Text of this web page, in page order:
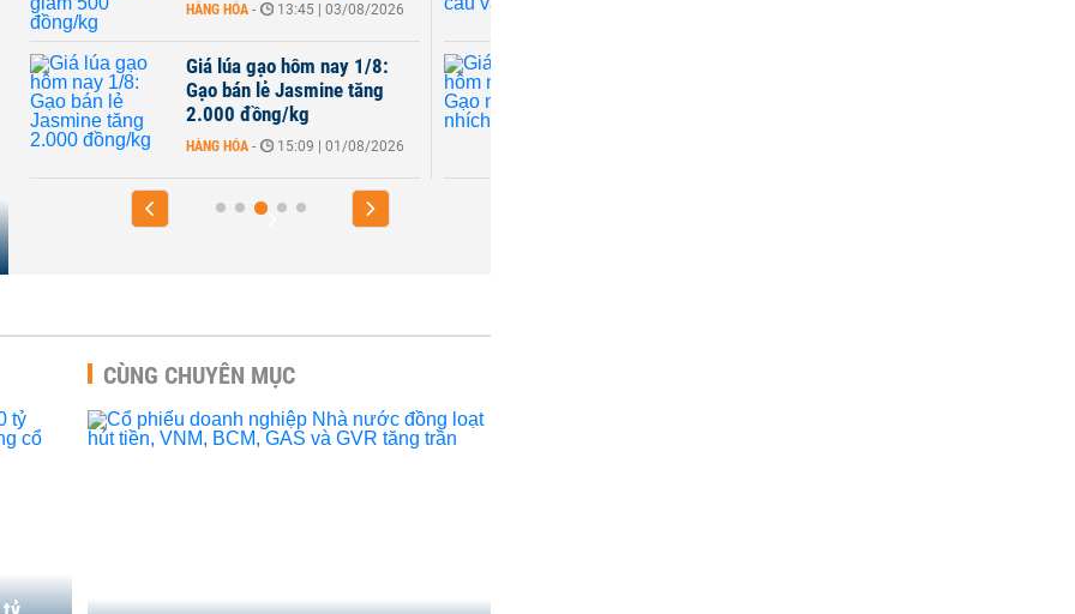
HÀNG HÓA - 13:45 | 03/08/2026
Giá lúa gạo hôm nay 1/8:
Gạo bán lẻ Jasmine tăng
2.000 đồng/kg
HÀNG HÓA - 15:09 | 01/08/2026
CÙNG CHUYÊN MỤC